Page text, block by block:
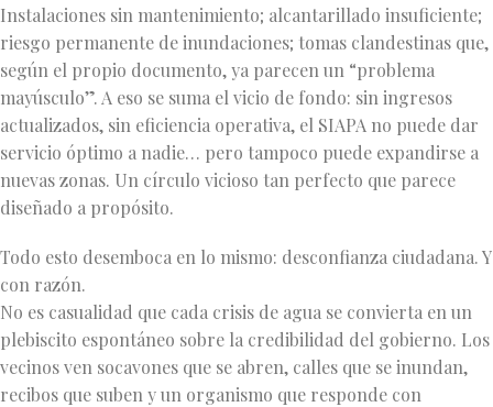
Instalaciones sin mantenimiento; alcantarillado insuficiente;
riesgo permanente de inundaciones; tomas clandestinas que,
según el propio documento, ya parecen un “problema
mayúsculo”. A eso se suma el vicio de fondo: sin ingresos
actualizados, sin eficiencia operativa, el SIAPA no puede dar
servicio óptimo a nadie… pero tampoco puede expandirse a
nuevas zonas. Un círculo vicioso tan perfecto que parece
diseñado a propósito.
Todo esto desemboca en lo mismo: desconfianza ciudadana. Y
con razón.
No es casualidad que cada crisis de agua se convierta en un
plebiscito espontáneo sobre la credibilidad del gobierno. Los
vecinos ven socavones que se abren, calles que se inundan,
recibos que suben y un organismo que responde con